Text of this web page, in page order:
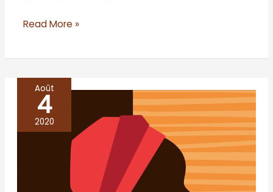
Read More »
Août
4
2020
cent